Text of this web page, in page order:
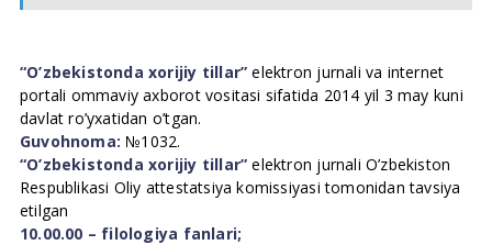
“O’zbekistonda xorijiy tillar” elektron jurnali va internet
portali ommaviy axborot vositasi sifatida 2014 yil 3 may kuni
davlat ro’yxatidan o’tgan.
Guvohnoma: №1032.
“O’zbekistonda xorijiy tillar” elektron jurnali O’zbekiston
Respublikasi Oliy attestatsiya komissiyasi tomonidan tavsiya
etilgan
10.00.00 – filologiya fanlari;